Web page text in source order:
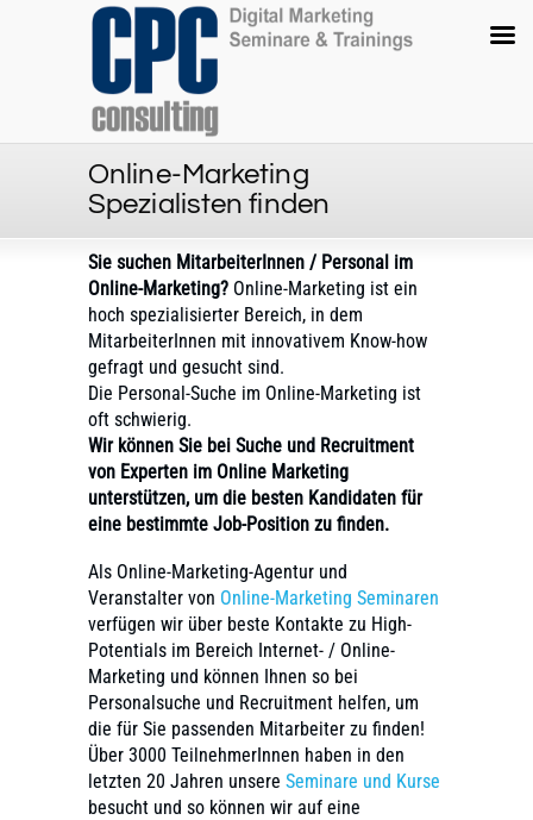
Online-Marketing
Spezialisten finden
Sie suchen MitarbeiterInnen / Personal im
Online-Marketing? Online-Marketing ist ein
hoch spezialisierter Bereich, in dem
MitarbeiterInnen mit innovativem Know-how
gefragt und gesucht sind.
Die Personal-Suche im Online-Marketing ist
oft schwierig.
Wir können Sie bei Suche und Recruitment
von Experten im Online Marketing
unterstützen, um die besten Kandidaten für
eine bestimmte Job-Position zu finden.
Als Online-Marketing-Agentur und
Veranstalter von Online-Marketing Seminaren
verfügen wir über beste Kontakte zu High-
Potentials im Bereich Internet- / Online-
Marketing und können Ihnen so bei
Personalsuche und Recruitment helfen, um
die für Sie passenden Mitarbeiter zu finden!
Über 3000 TeilnehmerInnen haben in den
letzten 20 Jahren unsere Seminare und Kurse
besucht und so können wir auf eine